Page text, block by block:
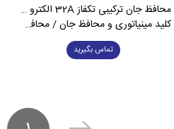
محافظ جان ترکیبی تکفاز 32A الکترو کاوه
کلید مینیاتوری و محافظ جان / محافظ جان
تماس بگیرید